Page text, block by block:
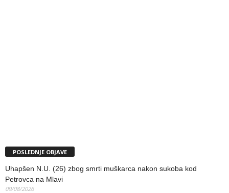
POSLEDNJE OBJAVE
Uhapšen N.U. (26) zbog smrti muškarca nakon sukoba kod
Petrovca na Mlavi
09/08/2026